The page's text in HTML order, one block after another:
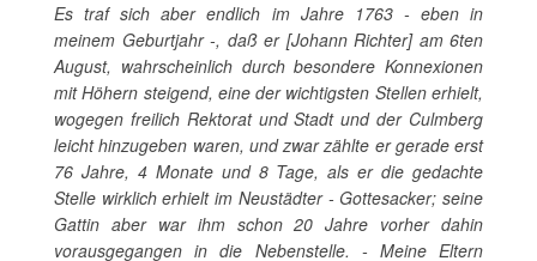
Es traf sich aber endlich im Jahre 1763 - eben in
meinem Geburtjahr -, daß er [Johann Richter] am 6ten
August, wahrscheinlich durch besondere Konnexionen
mit Höhern steigend, eine der wichtigsten Stellen erhielt,
wogegen freilich Rektorat und Stadt und der Culmberg
leicht hinzugeben waren, und zwar zählte er gerade erst
76 Jahre, 4 Monate und 8 Tage, als er die gedachte
Stelle wirklich erhielt im Neustädter - Gottesacker; seine
Gattin aber war ihm schon 20 Jahre vorher dahin
vorausgegangen in die Nebenstelle. - Meine Eltern